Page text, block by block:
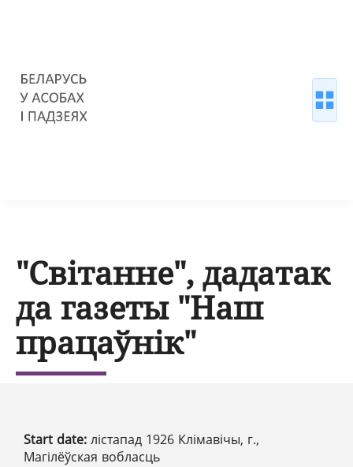
"Світанне", дадатак
да газеты "Наш
працаўнік"
Start date: лістапад 1926 Клімавічы, г.,
Магілёўская вобласць